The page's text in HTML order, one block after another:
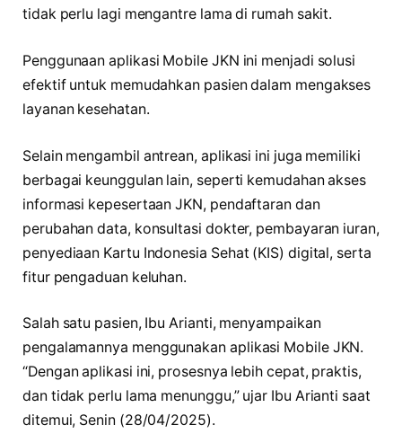
tidak perlu lagi mengantre lama di rumah sakit.
Penggunaan aplikasi Mobile JKN ini menjadi solusi
efektif untuk memudahkan pasien dalam mengakses
layanan kesehatan.
Selain mengambil antrean, aplikasi ini juga memiliki
berbagai keunggulan lain, seperti kemudahan akses
informasi kepesertaan JKN, pendaftaran dan
perubahan data, konsultasi dokter, pembayaran iuran,
penyediaan Kartu Indonesia Sehat (KIS) digital, serta
fitur pengaduan keluhan.
Salah satu pasien, Ibu Arianti, menyampaikan
pengalamannya menggunakan aplikasi Mobile JKN.
“Dengan aplikasi ini, prosesnya lebih cepat, praktis,
dan tidak perlu lama menunggu,” ujar Ibu Arianti saat
ditemui, Senin (28/04/2025).